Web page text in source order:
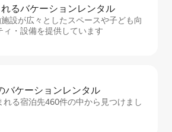
るバ⁠ケ⁠ー⁠シ⁠ョ⁠ンレ⁠ン⁠タ⁠ル
設が広々としたスペースや子ども向
ィ・設備を提供しています
バ⁠ケ⁠ー⁠シ⁠ョ⁠ンレ⁠ン⁠タ⁠ル
れる宿泊先460件の中から見つけまし